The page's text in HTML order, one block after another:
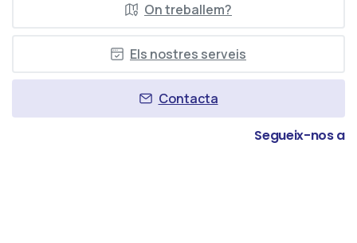
On treballem?
Els nostres serveis
Contacta
Segueix-nos a